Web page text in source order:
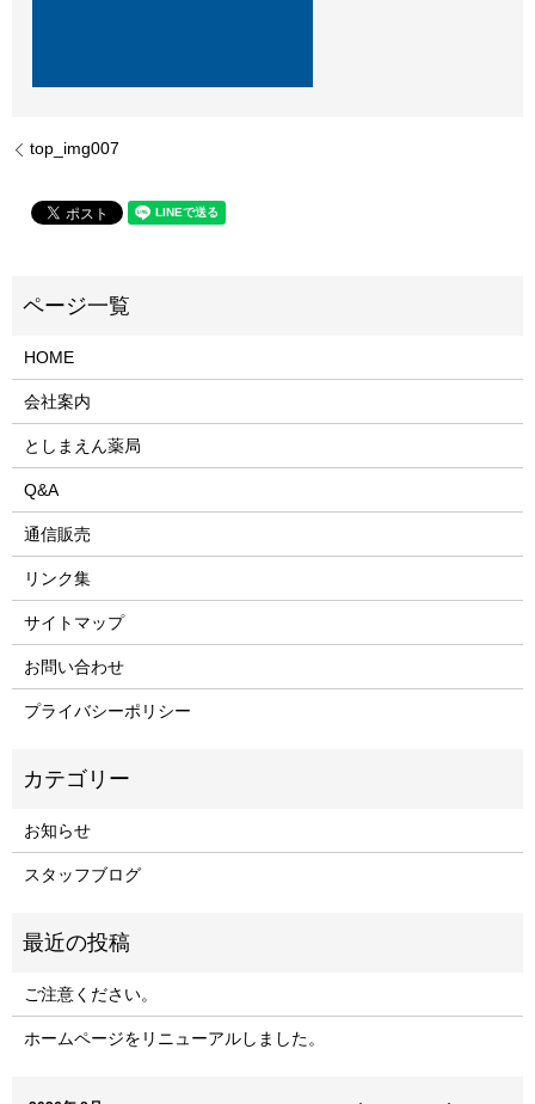
top_img007
HOME
会社案内
としまえん薬局
Q&A
通信販売
リンク集
サイトマップ
お問い合わせ
プライバシーポリシー
お知らせ
スタッフブログ
ご注意ください。
ホームページをリニューアルしました。